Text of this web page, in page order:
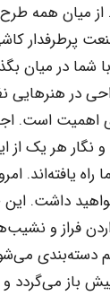
از میان همه
پرطرفدار
در میان
در هنرهایی
اهمیت است.
هر یک از
یافته‌اند.
داشت.
فراز و
دسته‌بندی